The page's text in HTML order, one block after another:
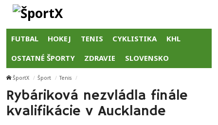
FUTBAL HOKEJ TENIS CYKLISTIKA KHL
OSTATNÉ ŠPORTY ZDRAVIE SLOVENSKO
ŠportX Šport Tenis
Rybáriková nezvládla finále
kvalifikácie v Aucklande